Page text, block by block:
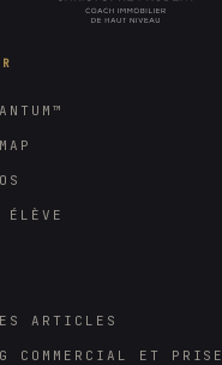
ÉLÈVE
ARTICLES
COMMERCIAL ET